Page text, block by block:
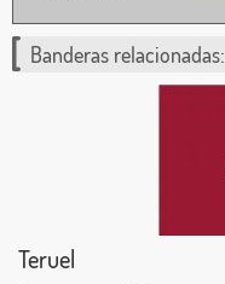
Banderas relacionadas:
Teruel